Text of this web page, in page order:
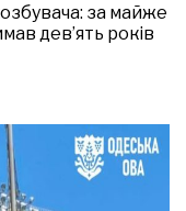
за майже
дев’ять років